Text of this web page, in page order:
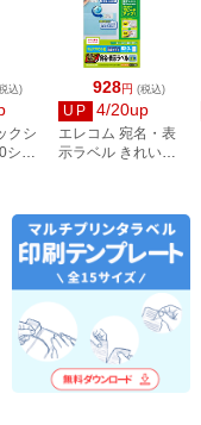
928円 (税込)
UP 4/20up
エレコム 宛名・表
示ラベル きれい貼
込)
クシ
シー